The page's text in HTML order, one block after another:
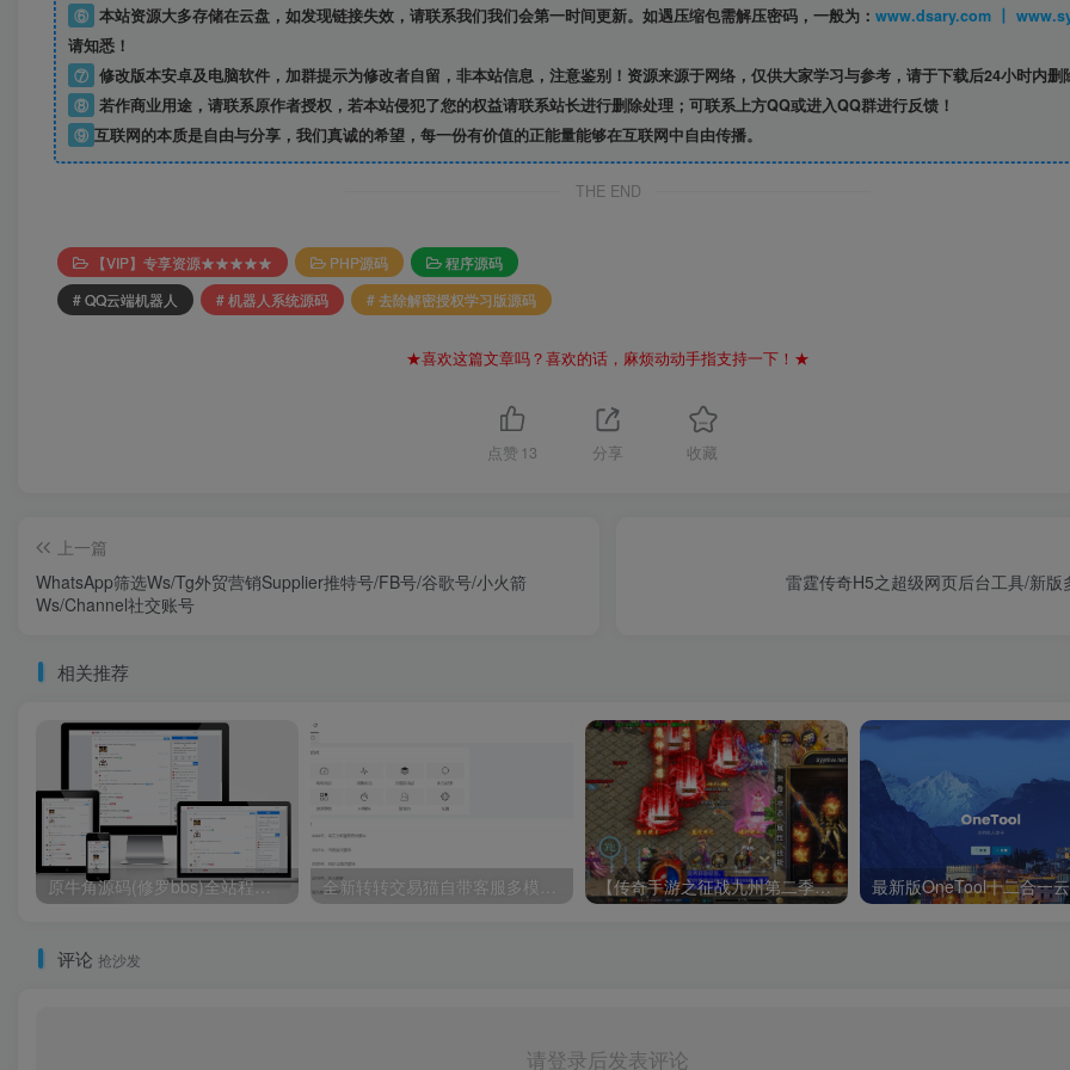
⑥ 本站资源大多存储在云盘，如发现链接失效，请联系我们我们会第一时间更新。如遇压缩包需解压密码，一般为：
www.dsary.com
请知悉！
⑦ 修改版本安卓及电脑软件，加群提示为修改者自留， 非本站信息，注意鉴别！资源来源于网络，仅供大家学习与参考，请于下载后24小时内删
⑧ 若作商业用途，请联系原作者授权，若本站侵犯了您的权益请联系站长进行删除处理；可联系上方QQ或进入QQ群进行反馈！
⑨ 互联网的本质是自由与分享，我们真诚的希望，每一份有价值的正能量能够在互联网中自由传播。
THE END
【VIP】专享资源★★★★★ PHP源码
程序源码
# QQ云端机器人
# 机器人系统源码 # 去除解密授权学习版源码
★喜欢这篇文章吗？喜欢的话，麻烦动动手指支持一下！★
点赞 13 分享 收藏
上一篇
WhatsApp筛选Ws/Tg外贸营销Supplier推特号/FB号/谷歌号/小火箭
Ws/Channel社交账号
雷霆传奇H5之超级网页后台工具/新版
相关推荐
原牛角源码(修罗bbs)全站程序打包带数据库备份 【传奇手游之征战九州第二季】三职业复古特色战神引擎传奇手游-Win服务端源码视频架设教程-新版GM多功能网页授权物品后台-GM直冲网页后台-安卓苹果IOS双端版本！
评论 抢沙发
请登录后发表评论